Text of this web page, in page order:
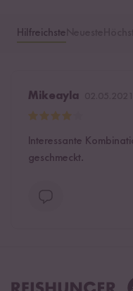
Hilfreichste
Mikeayla
Interessante
geschmeckt.